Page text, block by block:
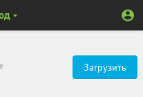
Загрузить